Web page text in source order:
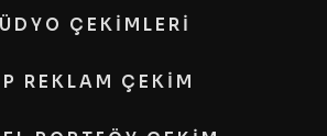
ÇEKİMLERİ
REKLAM ÇEKİM